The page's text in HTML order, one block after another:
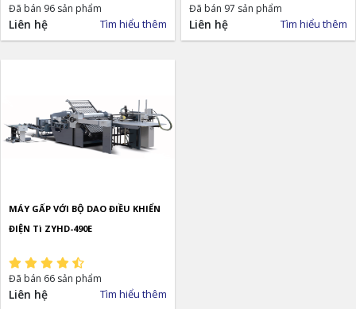
Đã bán 96 sản phẩm
Liên hệ Tìm hiểu thêm
Đã bán 97 sản phẩm
Liên hệ Tìm hiểu thêm
MÁY GẤP VỚI BỘ DAO ĐIỀU KHIỂN
ĐIỆN Tì ZYHD-490E
Đã bán 66 sản phẩm
Liên hệ Tìm hiểu thêm